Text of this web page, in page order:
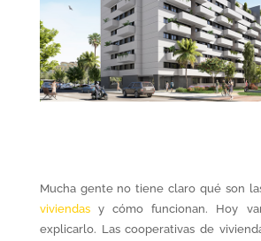
Mucha gente no tiene claro qué son
viviendasy cómo funcionan. Hoy
explicarlo. Las cooperativas de